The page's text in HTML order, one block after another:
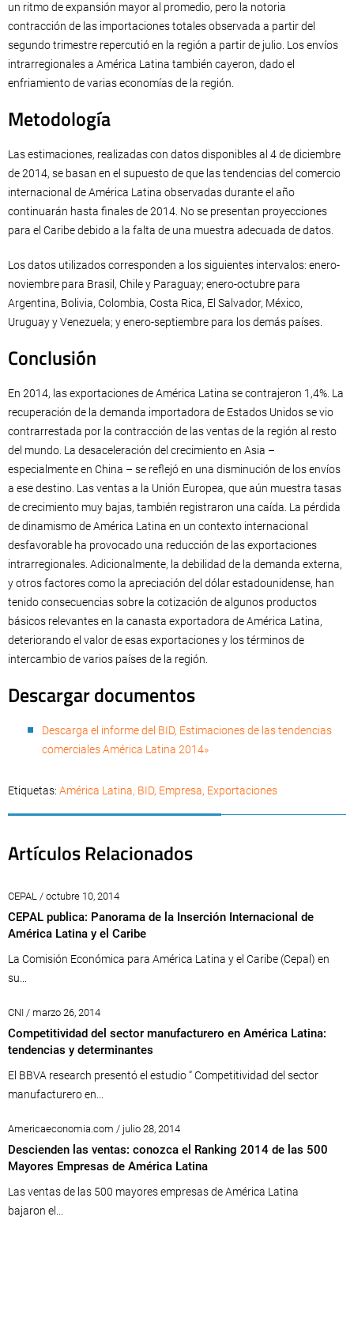
un ritmo de expansión mayor al promedio, pero la notoria
contracción de las importaciones totales observada a partir del
segundo trimestre repercutió en la región a partir de julio. Los envíos
intrarregionales a América Latina también cayeron, dado el
enfriamiento de varias economías de la región.
Metodología
Las estimaciones, realizadas con datos disponibles al 4 de diciembre
de 2014, se basan en el supuesto de que las tendencias del comercio
internacional de América Latina observadas durante el año
continuarán hasta finales de 2014. No se presentan proyecciones
para el Caribe debido a la falta de una muestra adecuada de datos.
Los datos utilizados corresponden a los siguientes intervalos: enero-
noviembre para Brasil, Chile y Paraguay; enero-octubre para
Argentina, Bolivia, Colombia, Costa Rica, El Salvador, México,
Uruguay y Venezuela; y enero-septiembre para los demás países.
Conclusión
En 2014, las exportaciones de América Latina se contrajeron 1,4%. La
recuperación de la demanda importadora de Estados Unidos se vio
contrarrestada por la contracción de las ventas de la región al resto
del mundo. La desaceleración del crecimiento en Asia –
especialmente en China – se reflejó en una disminución de los envíos
a ese destino. Las ventas a la Unión Europea, que aún muestra tasas
de crecimiento muy bajas, también registraron una caída. La pérdida
de dinamismo de América Latina en un contexto internacional
desfavorable ha provocado una reducción de las exportaciones
intrarregionales. Adicionalmente, la debilidad de la demanda externa,
y otros factores como la apreciación del dólar estadounidense, han
tenido consecuencias sobre la cotización de algunos productos
básicos relevantes en la canasta exportadora de América Latina,
deteriorando el valor de esas exportaciones y los términos de
intercambio de varios países de la región.
Descargar documentos
Descarga el informe del BID, Estimaciones de las tendencias
comerciales América Latina 2014»
Etiquetas: América Latina, BID, Empresa, Exportaciones
Artículos Relacionados
CEPAL / octubre 10, 2014
CEPAL publica: Panorama de la Inserción Internacional de
América Latina y el Caribe
La Comisión Económica para América Latina y el Caribe (Cepal) en
su...
CNI / marzo 26, 2014
Competitividad del sector manufacturero en América Latina:
tendencias y determinantes
El BBVA research presentó el estudio “ Competitividad del sector
manufacturero en...
Americaeconomia.com / julio 28, 2014
Descienden las ventas: conozca el Ranking 2014 de las 500
Mayores Empresas de América Latina
Las ventas de las 500 mayores empresas de América Latina
bajaron el...